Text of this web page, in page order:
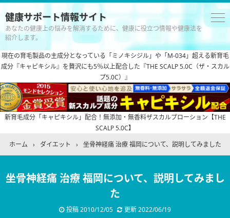
健康サポート情報サイト
あなたの健康上の悩みを解消するために、健康に役立つ情報や健康法を
紹介します。
現在の育毛製品の主成分となっている「ミノキシジル」や「M-034」超える新育毛
成分『キャピキシル』を贅沢にも5％以上配合した『THE SCALP 5.0C（ザ・スカル
プ5.0C）』
新育毛成分「キャピキシル」配合！無添加・無香料ザスカルプローション【THE
SCALP 5.0C】
ホーム
› ダイエット › 坐骨神経痛 治療 福岡について、説明してみました
坐骨神経痛 治療 福岡について、説明してみまし
た
投稿2010/12/05 更新2022/06/19